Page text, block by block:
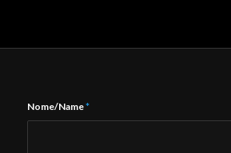
Nome/Name*